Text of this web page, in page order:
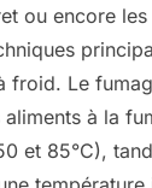
ou encore
froid. Le
à la
et 85°C),